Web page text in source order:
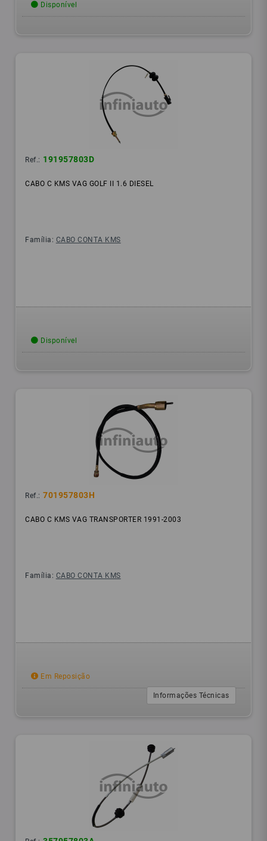
Disponível
Ref.: 191957803D
CABO C KMS VAG GOLF II 1.6 DIESEL
Família: CABO CONTA KMS
Disponível
Ref.: 701957803H
CABO C KMS VAG TRANSPORTER 1991-2003
Família: CABO CONTA KMS
Em Reposição
Informações Técnicas